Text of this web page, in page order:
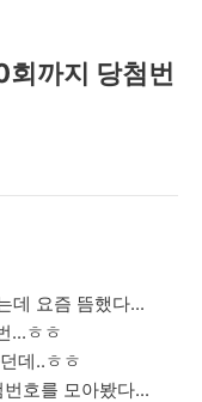
까지 당첨번
데 요즘 뜸했다...
...ㅎㅎ
데..ㅎㅎ
호를 모아봤다...